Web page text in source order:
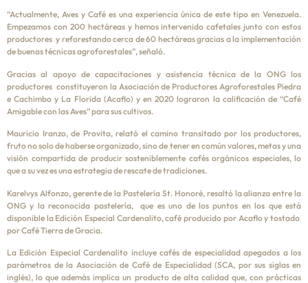
“Actualmente, Aves y Café es una experiencia única de este tipo en Venezuela.
Empezamos con 200 hectáreas y hemos intervenido cafetales junto con estos
productores y reforestando cerca de 60 hectáreas gracias a la implementación
de buenas técnicas agroforestales”, señaló.
Gracias al apoyo de capacitaciones y asistencia técnica de la ONG los
productores constituyeron la Asociación de Productores Agroforestales Piedra
e Cachimbo y La Florida (Acaflo) y en 2020 lograron la calificación de “Café
Amigable con las Aves” para sus cultivos.
Mauricio Iranzo, de Provita, relató el camino transitado por los productores,
fruto no solo de haberse organizado, sino de tener en común valores, metas y una
visión compartida de producir sosteniblemente cafés orgánicos especiales, lo
que a su vez es una estrategia de rescate de tradiciones.
Karelvys Alfonzo, gerente de la Pastelería St. Honoré, resaltó la alianza entre la
ONG y la reconocida pastelería, que es uno de los puntos en los que está
disponible la Edición Especial Cardenalito, café producido por Acaflo y tostado
por Café Tierra de Gracia.
La Edición Especial Cardenalito incluye cafés de especialidad apegados a los
parámetros de la Asociación de Café de Especialidad (SCA, por sus siglas en
inglés), lo que además implica un producto de alta calidad que, con prácticas